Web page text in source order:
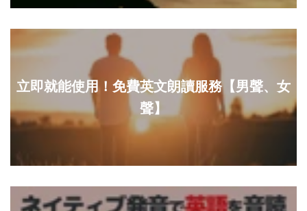
立即就能使用！免費英文朗讀服務【男聲、女
聲】